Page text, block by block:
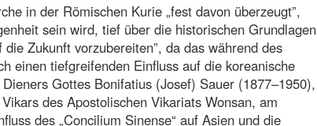
in der Römischen Kurie „fest davon überzeugt”,
sein wird, tief über die historischen Grundlagen
Zukunft vorzubereiten”, da das während des
einen tiefgreifenden Einfluss auf die koreanische
Gottes Bonifatius (Josef) Sauer (1877–1950),
des Apostolischen Vikariats Wonsan, am
des „Concilium Sinense“ auf Asien und die